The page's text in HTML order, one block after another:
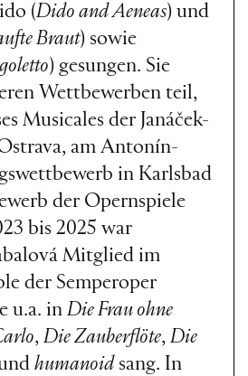
(Dido and Aeneas) und
Braut) sowie
) gesungen. Sie
Wettbewerben teil,
Musicales der Janáček-
am Antonín-
in Karlsbad
der Opernspiele
bis 2025 war
Mitglied im
der Semperoper
u.a. in Die Frau ohne
, Die Zauberflöte, Die
humanoid sang. In